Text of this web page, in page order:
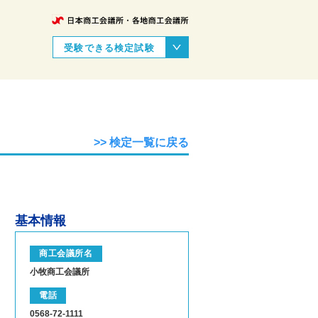
受験できる検定試験
>> 検定一覧に戻る
基本情報
商工会議所名
小牧商工会議所
電話
0568-72-1111